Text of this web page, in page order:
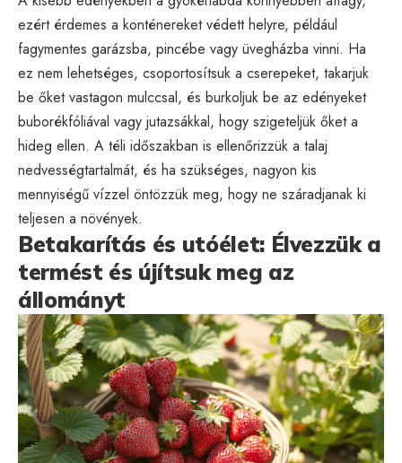
ezért érdemes a konténereket védett helyre, például
fagymentes garázsba, pincébe vagy üvegházba vinni. Ha
ez nem lehetséges, csoportosítsuk a cserepeket, takarjuk
be őket vastagon mulccsal, és burkoljuk be az edényeket
buborékfóliával vagy jutazsákkal, hogy szigeteljük őket a
hideg ellen. A téli időszakban is ellenőrizzük a talaj
nedvességtartalmát, és ha szükséges, nagyon kis
mennyiségű vízzel öntözzük meg, hogy ne száradjanak ki
teljesen a növények.
Betakarítás és utóélet: Élvezzük a
termést és újítsuk meg az
állományt